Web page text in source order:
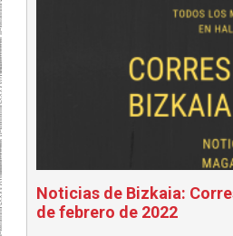
Noticias de Bizkaia:
de febrero de 2022